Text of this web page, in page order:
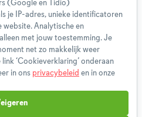
Blog
(Google en Tidio)
je IP-adres, unieke identificatoren
website. Analytische en
met jouw toestemming. Je
net zo makkelijk weer
‘Cookieverklaring’ onderaan
in ons privacybeleid en in onze